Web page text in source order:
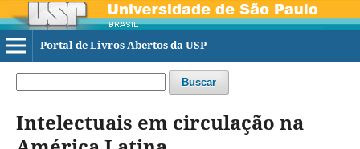
Portal de Livros Abertos da USP
Buscar
Intelectuais em circulação na